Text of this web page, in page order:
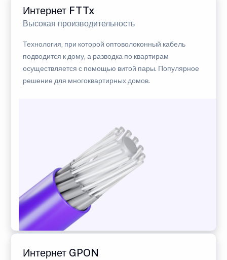
Интернет FTTx
Высокая производительность
Технология, при которой оптоволоконный кабель
подводится к дому, а разводка по квартирам
осуществляется с помощью витой пары. Популярное
решение для многоквартирных домов.
Интернет GPON